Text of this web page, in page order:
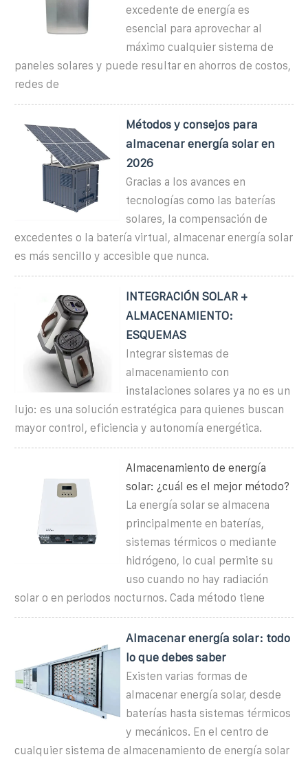
excedente de energía es
esencial para aprovechar al
máximo cualquier sistema de
paneles solares y puede resultar en ahorros de costos,
redes de
Métodos y consejos para
almacenar energía solar en
2026
Gracias a los avances en
tecnologías como las baterías
solares, la compensación de
excedentes o la batería virtual, almacenar energía solar
es más sencillo y accesible que nunca.
INTEGRACIÓN SOLAR +
ALMACENAMIENTO:
ESQUEMAS
Integrar sistemas de
almacenamiento con
instalaciones solares ya no es un
lujo: es una solución estratégica para quienes buscan
mayor control, eficiencia y autonomía energética.
Almacenamiento de energía
solar: ¿cuál es el mejor método?
La energía solar se almacena
principalmente en baterías,
sistemas térmicos o mediante
hidrógeno, lo cual permite su
uso cuando no hay radiación
solar o en periodos nocturnos. Cada método tiene
Almacenar energía solar: todo
lo que debes saber
Existen varias formas de
almacenar energía solar, desde
baterías hasta sistemas térmicos
y mecánicos. En el centro de
cualquier sistema de almacenamiento de energía solar